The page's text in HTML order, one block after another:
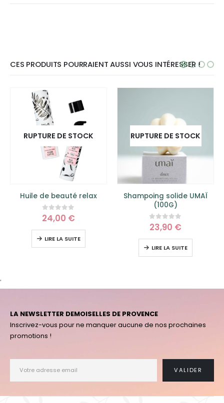
CES PRODUITS POURRAIENT AUSSI VOUS INTÉRESSER !
RUPTURE DE STOCK
Huile de beauté relax
sur 5
24,00€
LIRE LA SUITE
RUPTURE DE STOCK
Shampoing solide UMAÏ
(100G)
sur 5
23,90€
LIRE LA SUITE
'
LA NEWSLETTER DEMOISELLES DE PROVENCE
Inscrivez-vous pour ne manquer aucune de nos prochaines
promotions !